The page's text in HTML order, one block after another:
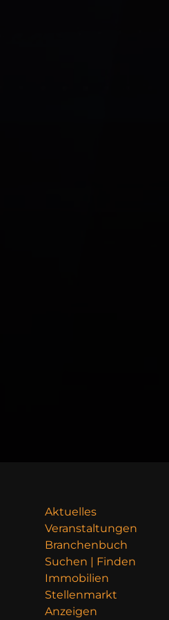
Aktuelles
Veranstaltungen
Branchenbuch
Suchen | Finden
Immobilien
Stellenmarkt
Anzeigen